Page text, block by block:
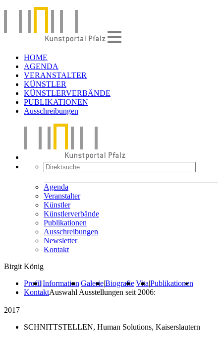
HOME
AGENDA
VERANSTALTER
KÜNSTLER
KÜNSTLERVERBÄNDE
PUBLIKATIONEN
Ausschreibungen
Agenda
Veranstalter
Künstler
Künstlerverbände
Publikationen
Ausschreibungen
Newsletter
Kontakt
Birgit König
Profil|Information|Galerie|Biografie|Vita|Publikationen|
KontaktAuswahl Ausstellungen seit 2006:
2017
SCHNITTSTELLEN, Human Solutions, Kaiserslautern